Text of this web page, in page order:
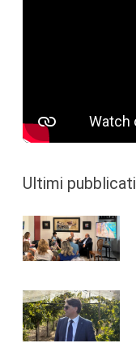
Ultimi pubblicati